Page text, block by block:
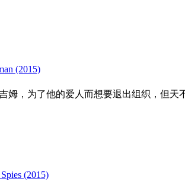
(2015)
姆，为了他的爱人而想要退出组织，但天
(2015)